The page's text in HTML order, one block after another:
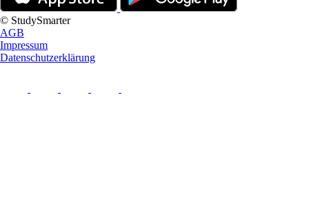
© StudySmarter
AGB
Impressum
Datenschutzerklärung